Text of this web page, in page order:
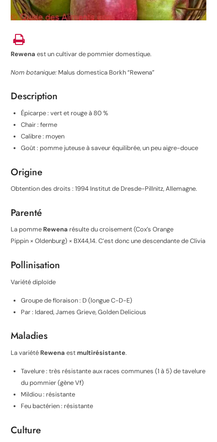
Rewena est un cultivar de pommier domestique.
Nom botanique: Malus domestica Borkh “Rewena”
Description
Épicarpe : vert et rouge à 80 %
Chair : ferme
Calibre : moyen
Goût : pomme juteuse à saveur équilibrée, un peu aigre-douce
Origine
Obtention des droits : 1994 Institut de Dresde-Pillnitz, Allemagne.
Parenté
La pomme Rewena résulte du croisement (Cox’s Orange
Pippin × Oldenburg) × BX44,14. C’est donc une descendante de Clivia
Pollinisation
Variété diploïde
Groupe de floraison : D (longue C-D-E)
Par : Idared, James Grieve, Golden Delicious
Maladies
La variété Rewena estmultirésistante.
Tavelure : très résistante aux races communes (1 à 5) de tavelure
du pommier (gène Vf)
Mildiou : résistante
Feu bactérien : résistante
Culture